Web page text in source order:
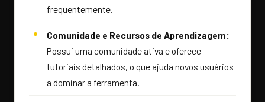
frequentemente.
Comunidade e Recursos de Aprendizagem:
Possui uma comunidade ativa e oferece
tutoriais detalhados, o que ajuda novos usuários
a dominar a ferramenta.